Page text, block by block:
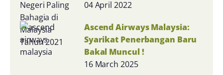
04 April 2022
Ascend Airways Malaysia:
Syarikat Penerbangan Baru
Bakal Muncul !
16 March 2025